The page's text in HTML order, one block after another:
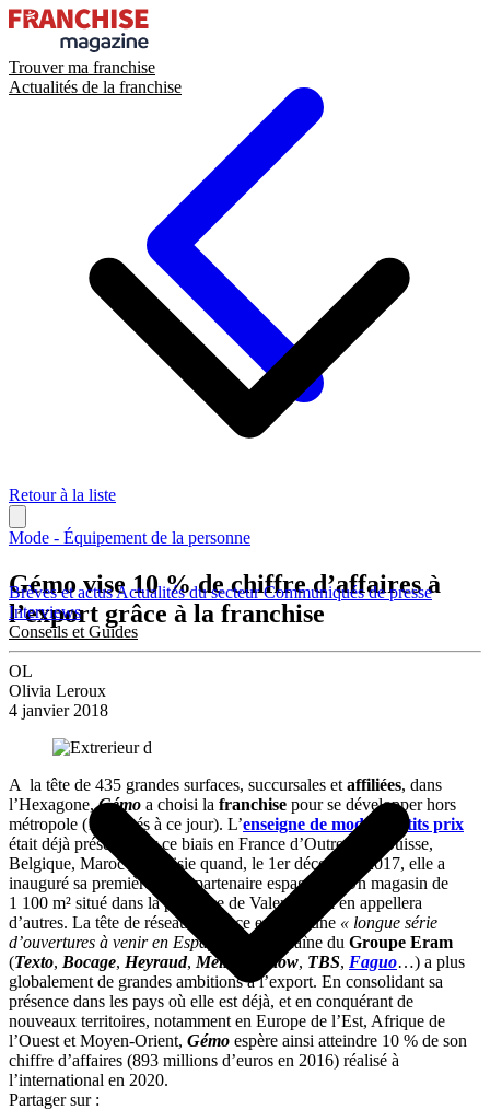
Trouver ma franchise
Actualités de la franchise
Brèves et actusActualités du secteurCommuniqués de presse
Interviews
Conseils et Guides
Retour à la liste
Mode - Équipement de la personne
Gémo vise 10 % de chiffre d’affaires à
l’export grâce à la franchise
OL
Olivia Leroux
4 janvier 2018
A la tête de 435 grandes surfaces, succursales et affiliées, dans
l’Hexagone,Gémo a choisi la franchise pour se développer hors
métropole (16 unités à ce jour). L’enseigne de mode à petits prix
était déjà présente par ce biais en France d’Outre-Mer, Suisse,
Belgique, Maroc et Tunisie quand, le 1er décembre 2017, elle a
inauguré sa première unité partenaire espagnole. Un magasin de
1 100 m² situé dans la province de Valence, qui en appellera
d’autres. La tête de réseau annonce en effet une « longue série
d’ouvertures à venir en Espagne ».
La chaîne du Groupe Eram
(Texto, Bocage, Heyraud, Mellow Yellow, TBS, Faguo…) a plus
globalement de grandes ambitions à l’export. En consolidant sa
présence dans les pays où elle est déjà, et en conquérant de
nouveaux territoires, notamment en Europe de l’Est, Afrique de
l’Ouest et Moyen-Orient, Gémo espère ainsi atteindre 10 % de son
chiffre d’affaires (893 millions d’euros en 2016) réalisé à
l’international en 2020.
Partager sur :